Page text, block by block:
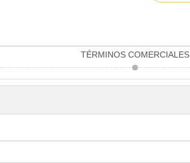
TÉRMINOS COMERCIALES